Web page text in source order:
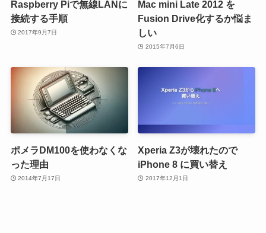
Raspberry Piで無線LANに
接続する手順
2017年9月7日
Mac mini Late 2012 を
Fusion Drive化するか悩ま
しい
2015年7月6日
ポメラDM100を使わなくな
った理由
2014年7月17日
Xperia Z3が壊れたので
iPhone 8 に買い替え
2017年12月1日